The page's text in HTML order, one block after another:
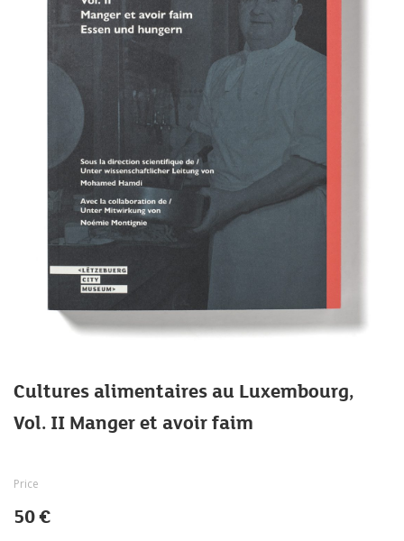
Cultures alimentaires au Luxembourg,
Vol. II Manger et avoir faim
Price
50 €